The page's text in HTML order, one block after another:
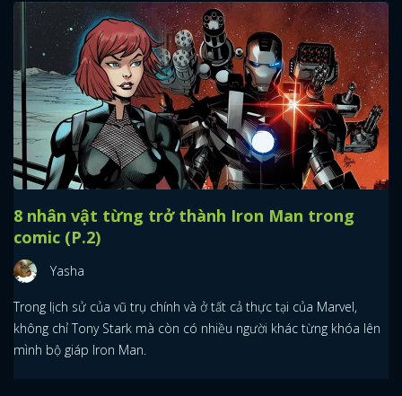
8 nhân vật từng trở thành Iron Man trong
comic (P.2)
Yasha
Trong lịch sử của vũ trụ chính và ở tất cả thực tại của Marvel,
không chỉ Tony Stark mà còn có nhiều người khác từng khóa lên
mình bộ giáp Iron Man.